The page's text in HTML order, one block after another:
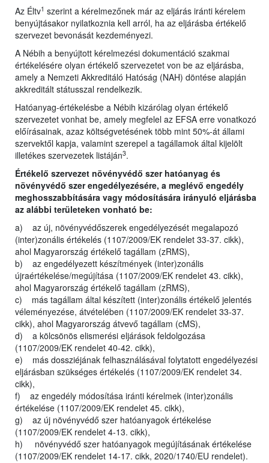
Az Éltv1 szerint a kérelmezőnek már az eljárás iránti kérelem
benyújtásakor nyilatkoznia kell arról, ha az eljárásba értékelő
szervezet bevonását kezdeményezi.
A Nébih a benyújtott kérelmezési dokumentáció szakmai
értékelésére olyan értékelő szervezetet von be az eljárásba,
amely a Nemzeti Akkreditáló Hatóság (NAH) döntése alapján
akkreditált státusszal rendelkezik.
Hatóanyag-értékelésbe a Nébih kizárólag olyan értékelő
szervezetet vonhat be, amely megfelel az EFSA erre vonatkozó
előírásainak, azaz költségvetésének több mint 50%-át állami
szervektől kapja, valamint szerepel a tagállamok által kijelölt
illetékes szervezetek listáján3.
Értékelő szervezet növényvédő szer hatóanyag és
növényvédő szer engedélyezésére, a meglévő engedély
meghosszabbítására vagy módosítására irányuló eljárásba
az alábbi területeken vonható be:
a) az új, növényvédőszerek engedélyezését megalapozó
(inter)zonális értékelés (1107/2009/EK rendelet 33-37. cikk),
ahol Magyarország értékelő tagállam (zRMS),
b) az engedélyezett készítmények (inter)zonális
újraértékelése/megújítása (1107/2009/EK rendelet 43. cikk),
ahol Magyarország értékelő tagállam (zRMS),
c) más tagállam által készített (inter)zonális értékelő jelentés
véleményezése, átvételében (1107/2009/EK rendelet 33-37.
cikk), ahol Magyarország átvevő tagállam (cMS),
d) a kölcsönös elismerési eljárások feldolgozása
(1107/2009/EK rendelet 40-42. cikk),
e) más dossziéjának felhasználásával folytatott engedélyezési
eljárásban szükséges értékelés (1107/2009/EK rendelet 34.
cikk),
f) az engedély módosítása iránti kérelmek (inter)zonális
értékelése (1107/2009/EK rendelet 45. cikk),
g) az új növényvédő szer hatóanyagok értékelése
(1107/2009/EK rendelet 4-13. cikk),
h) növényvédő szer hatóanyagok megújításának értékelése
(1107/2009/EK rendelet 14-17. cikk, 2020/1740/EU rendelet).